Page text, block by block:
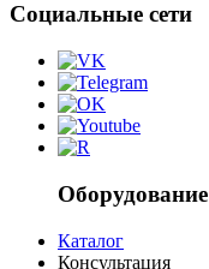
Социальные сети
Оборудование
Каталог
Консультация